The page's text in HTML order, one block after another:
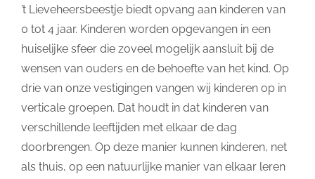
’t Lieveheersbeestje biedt opvang aan kinderen van
0 tot 4 jaar. Kinderen worden opgevangen in een
huiselijke sfeer die zoveel mogelijk aansluit bij de
wensen van ouders en de behoefte van het kind. Op
drie van onze vestigingen vangen wij kinderen op in
verticale groepen. Dat houdt in dat kinderen van
verschillende leeftijden met elkaar de dag
doorbrengen. Op deze manier kunnen kinderen, net
als thuis, op een natuurlijke manier van elkaar leren